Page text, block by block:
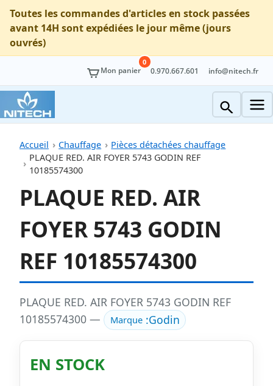
Toutes les commandes d'articles en stock passées
avant 14H sont expédiées le jour même (jours
ouvrés)
Mon panier
0
0.970.667.601 info@nitech.fr
Accueil Chauffage
Pièces détachées chauffage
PLAQUE RED. AIR FOYER 5743 GODIN REF
10185574300
PLAQUE RED. AIR
FOYER 5743 GODIN
REF 10185574300
PLAQUE RED. AIR FOYER 5743 GODIN REF
10185574300 —
Marque:Godin
EN STOCK